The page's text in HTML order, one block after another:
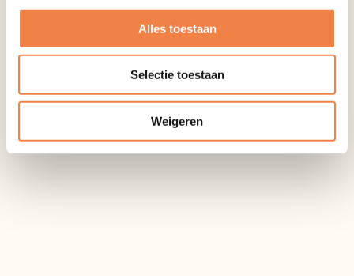
Alles toestaan
Selectie toestaan
Weigeren
Rick Giesberts Dylan Hoofs